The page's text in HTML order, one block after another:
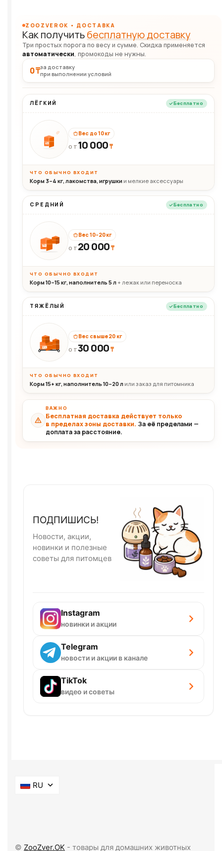
ZOOZVEROK • ДОСТАВКА
Как получитьбесплатную доставку
Три простых порога по весу и сумме. Скидка применяется
автоматически, промокоды не нужны.
0 ₸за доставку
при выполнении условий
ЛЁГКИЙ Бесплатно
10кг
Вес до 10 кг
ОТ 10 000₸
ЧТО ОБЫЧНО ВХОДИТ
Корм 3–4 кг, лакомства, игрушки и мелкие аксессуары
СРЕДНИЙ Бесплатно
20кг
Вес 10–20 кг
ОТ 20 000₸
ЧТО ОБЫЧНО ВХОДИТ
Корм 10–15 кг, наполнитель 5 л+ лежак или переноска
ТЯЖЁЛЫЙ Бесплатно
30+кг
Вес свыше 20 кг
ОТ30 000₸
ЧТО ОБЫЧНО ВХОДИТ
Корм 15+ кг, наполнитель 10–20 л или заказ для питомника
ВАЖНО
Бесплатная доставка действует только
в пределах зоны доставки. За её пределами —
доплата за расстояние.
ПОДПИШИСЬ!
Новости, акции,
новинки и полезные
советы для питомцев
Instagram
новинки и акции
Telegram
новости и акции в канале
TikTok
видео и советы
RU
© ZooZver.OK - товары для домашних животных